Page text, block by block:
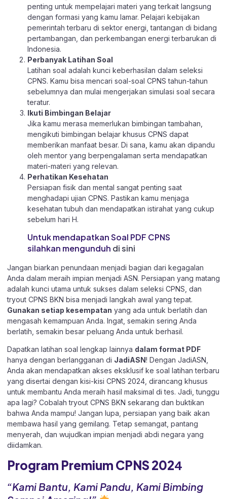
penting untuk mempelajari materi yang terkait langsung
dengan formasi yang kamu lamar. Pelajari kebijakan
pemerintah terbaru di sektor energi, tantangan di bidang
pertambangan, dan perkembangan energi terbarukan di
Indonesia.
Perbanyak Latihan Soal
Latihan soal adalah kunci keberhasilan dalam seleksi
CPNS. Kamu bisa mencari soal-soal CPNS tahun-tahun
sebelumnya dan mulai mengerjakan simulasi soal secara
teratur.
Ikuti Bimbingan Belajar
Jika kamu merasa memerlukan bimbingan tambahan,
mengikuti bimbingan belajar khusus CPNS dapat
memberikan manfaat besar. Di sana, kamu akan dipandu
oleh mentor yang berpengalaman serta mendapatkan
materi-materi yang relevan.
Perhatikan Kesehatan
Persiapan fisik dan mental sangat penting saat
menghadapi ujian CPNS. Pastikan kamu menjaga
kesehatan tubuh dan mendapatkan istirahat yang cukup
sebelum hari H.
Untuk mendapatkan Soal PDF CPNS
silahkan mengunduh di sini
Jangan biarkan penundaan menjadi bagian dari kegagalan
Anda dalam meraih impian menjadi ASN. Persiapan yang matang
adalah kunci utama untuk sukses dalam seleksi CPNS, dan
tryout CPNS BKN bisa menjadi langkah awal yang tepat.
Gunakan setiap kesempatan yang ada untuk berlatih dan
mengasah kemampuan Anda. Ingat, semakin sering Anda
berlatih, semakin besar peluang Anda untuk berhasil.
Dapatkan latihan soal lengkap lainnya dalam format PDF
hanya dengan berlangganan di JadiASN! Dengan JadiASN,
Anda akan mendapatkan akses eksklusif ke soal latihan terbaru
yang disertai dengan kisi-kisi CPNS 2024, dirancang khusus
untuk membantu Anda meraih hasil maksimal di tes. Jadi, tunggu
apa lagi? Cobalah tryout CPNS BKN sekarang dan buktikan
bahwa Anda mampu! Jangan lupa, persiapan yang baik akan
membawa hasil yang gemilang. Tetap semangat, pantang
menyerah, dan wujudkan impian menjadi abdi negara yang
diidamkan.
Program Premium CPNS 2024
“Kami Bantu, Kami Pandu, Kami Bimbing